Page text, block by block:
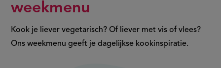
weekmenu
Kook je liever vegetarisch? Of liever met vis of vlees?
Ons weekmenu geeft je dagelijkse kookinspiratie.